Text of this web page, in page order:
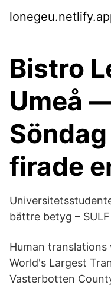
Bistro
Umeå
firade
bättre betyg – SULF
Human
World's Largest
Vasterbotten